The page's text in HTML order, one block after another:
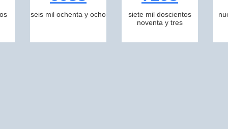
seis mil ochenta y ocho
siete mil doscientos
noventa y tres